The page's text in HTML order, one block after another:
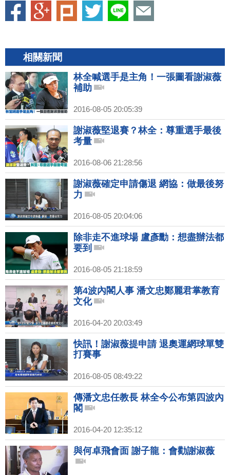
相關新聞
林全喊選手是主角！一張圖看謝淑薇
補助
2016-08-05 20:05:39
謝淑薇堅退賽？林全：尊重選手最後
考量
2016-08-06 21:28:56
謝淑薇確定申請傷退 網協：做最後努
力
2016-08-05 20:04:06
除非走不進球場 盧彥勳：想盡辦法都
要到
2016-08-05 21:18:59
第4波內閣人事 潘文忠鄭麗君掌教育
文化
2016-04-20 20:03:49
快訊！謝淑薇提申請 退奧運網球單雙
打賽事
2016-08-05 08:49:22
傳潘文忠任教長 林全今公布第四波內
閣
2016-04-20 12:35:12
與何卓飛會面 謝子龍：會勸謝淑薇